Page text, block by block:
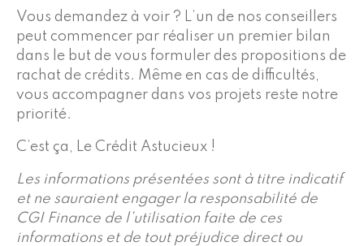
Vous demandez à voir ? L’un de nos conseillers
peut commencer par réaliser un premier bilan
dans le but de vous formuler des propositions de
rachat de crédits. Même en cas de difficultés,
vous accompagner dans vos projets reste notre
priorité.
C’est ça, Le Crédit Astucieux !
Les informations présentées sont à titre indicatif
et ne sauraient engager la responsabilité de
CGI Finance de l’utilisation faite de ces
informations et de tout préjudice direct ou